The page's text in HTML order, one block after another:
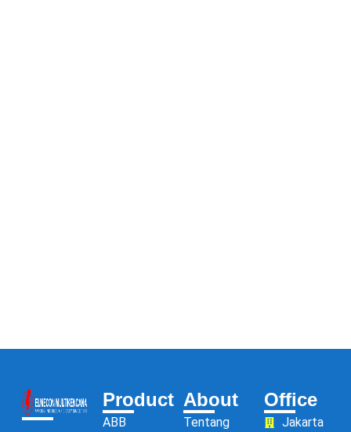
Product
ABB
About
Tentang
Office
Jakarta